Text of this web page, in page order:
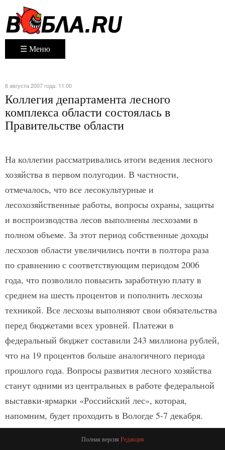
☰ Меню
6 августа 2007 года. 11:00
Коллегия департамента лесного
комплекса области состоялась в
Правительстве области
На коллегии рассматривались итоги ведения лесного
хозяйства в первом полугодии. В частности,
отмечалось, что все лесокультурные и
лесохозяйственные работы, вопросы охраны, защиты
и воспроизводства лесов выполнены лесхозами в
полном объеме. За этот период собственные доходы
лесхозов области увеличились почти в полтора раза
по сравнению с соответствующим периодом 2006
года, что позволило повысить заработную плату в
среднем на шесть процентов и пополнить лесхозы
техникой. Все лесхозы выполняют свои обязательства
перед бюджетами всех уровней. Платежи в
федеральный бюджет составили 243 миллиона рублей,
что на 19 процентов больше аналогичного периода
прошлого года. Вопросы развития лесного хозяйства
станут одними из центральных в работе федеральной
выставки-ярмарки «Российский лес», которая,
напомним, будет проходить в Вологде 5-7 декабря.
Полная версия Редакция